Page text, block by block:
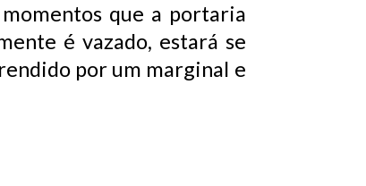
que a portaria
é vazado, estará se
por um marginal e